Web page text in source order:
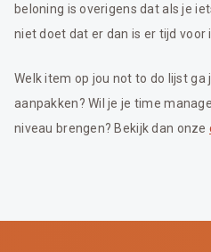
beloning is overigens dat als je
niet doet dat er dan is er tijd voor
Welk item op jou not to do lijst ga
aanpakken? Wil je je time
niveau brengen? Bekijk dan onze